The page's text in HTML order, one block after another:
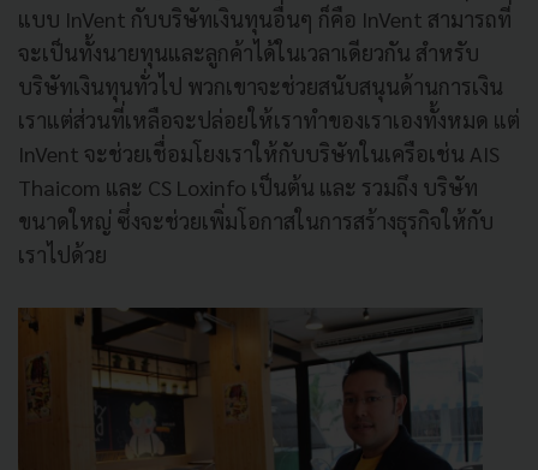
แบบ InVent กับบริษัทเงินทุนอื่นๆ ก็คือ InVent สามารถที่
จะเป็นทั้งนายทุนและลูกค้าได้ในเวลาเดียวกัน สำหรับ
บริษัทเงินทุนทั่วไป พวกเขาจะช่วยสนับสนุนด้านการเงิน
เราแต่ส่วนที่เหลือจะปล่อยให้เราทำของเราเองทั้งหมด แต่
InVent จะช่วยเชื่อมโยงเราให้กับบริษัทในเครือเช่น AIS
Thaicom และ CS Loxinfo เป็นต้น และ รวมถึง บริษัท
ขนาดใหญ่ ซึ่งจะช่วยเพิ่มโอกาสในการสร้างธุรกิจให้กับ
เราไปด้วย